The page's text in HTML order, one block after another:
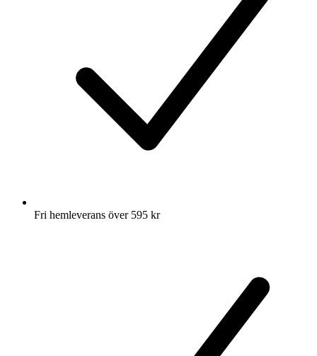
Fri hemleverans över 595 kr